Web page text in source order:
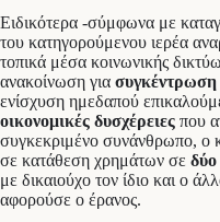
Ειδικότερα -σύμφωνα με
του κατηγορούμενου ιερέα
τοπικά μέσα κοινωνικής
ανακοίνωση για
ενίσχυση ημεδαπού
οικονομικές δυσχέρειες που
συγκεκριμένο συνάνθρωπο, ο
σε κατάθεση χρημάτων σε δύο
με δικαιούχο τον ίδιο και ο
αφορούσε ο έρανος.